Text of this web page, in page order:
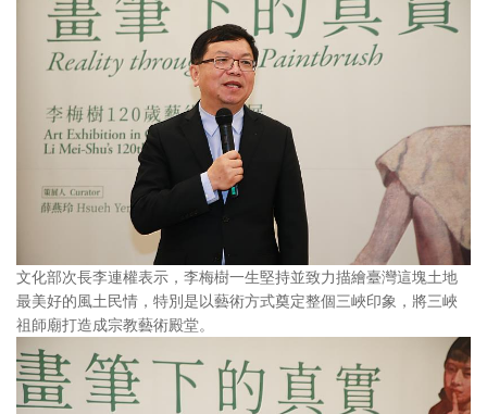
文化部次長李連權表示，李梅樹一生堅持並致力描繪臺灣這塊土地
最美好的風土民情，特別是以藝術方式奠定整個三峽印象，將三峽
祖師廟打造成宗教藝術殿堂。